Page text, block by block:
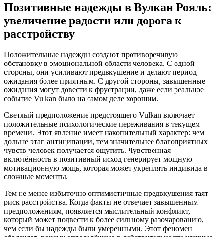
Позитивные надежды в Вулкан Рояль:
увеличение радости или дорога к
расстройству
Положительные надежды создают противоречивую
обстановку в эмоциональной области человека. С одной
стороны, они усиливают предвкушение и делают период
ожидания более приятным. С другой стороны, завышенные
ожидания могут довести к фрустрации, даже если реальное
событие Vulkan было на самом деле хорошим.
Светлый предположение предстоящего Vulkan включает
положительные психологические переживания в текущем
времени. Этот явление имеет накопительный характер: чем
дольше этап антиципации, тем значительнее благоприятных
чувств человек получается ощутить. Чувственная
включённость в позитивный исход генерирует мощную
мотивационную мощь, которая может укреплять индивида в
сложные моменты.
Тем не менее избыточно оптимистичные предвкушения таят
риск расстройства. Когда факты не отвечает завышенным
предположениям, появляется мыслительный конфликт,
который может подвести к более сильному разочарованию,
чем если бы надежды были умеренными. Этот феномен